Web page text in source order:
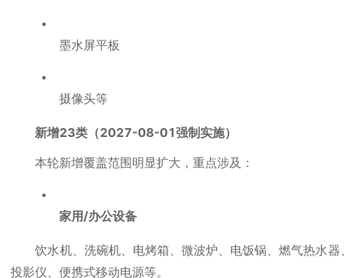
墨水屏平板
摄像头等
新增23类（2027-08-01强制实施）
本轮新增覆盖范围明显扩大，重点涉及：
家用/办公设备
饮水机、洗碗机、电烤箱、微波炉、电饭锅、燃气热水器、
投影仪、便携式移动电源等。